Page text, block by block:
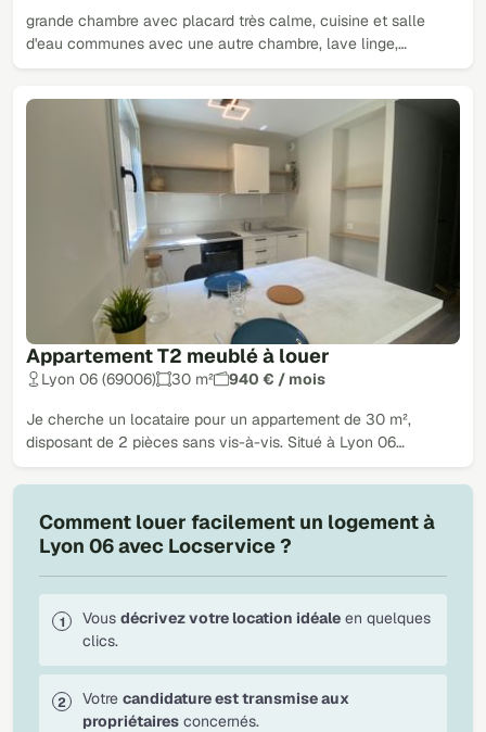
grande chambre avec placard très calme, cuisine et salle
d'eau communes avec une autre chambre, lave linge,…
Appartement T2 meublé à louer
Lyon 06 (69006) 30 m² 940 € / mois
Je cherche un locataire pour un appartement de 30 m²,
disposant de 2 pièces sans vis-à-vis. Situé à Lyon 06…
Comment louer facilement un logement à
Lyon 06 avec Locservice ?
Vous décrivez votre location idéale en quelques
clics.
Votre candidature est transmise aux
propriétaires concernés.